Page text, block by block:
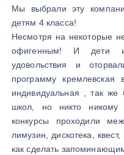
Мы выбрали эту
детям 4 класса!
Несмотря на некоторые
офигенным! И дети и
удовольствия и
программу
индивидуальная , так же
школ, но никто
конкурсы проходили
лимузин, дискотека,
как сделать